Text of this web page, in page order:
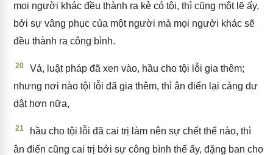
mọi người khác đều thành ra kẻ có tội, thì cũng một lẽ ấy,
bởi sự vâng phục của một người mà mọi người khác sẽ
đều thành ra công bình.
20
Vả, luật pháp đã xen vào, hầu cho tội lỗi gia thêm;
nhưng nơi nào tội lỗi đã gia thêm, thì ân điển lại càng dư
dật hơn nữa,
21
hầu cho tội lỗi đã cai trị làm nên sự chết thể nào, thì
ân điển cũng cai trị bởi sự công bình thể ấy, đặng ban cho